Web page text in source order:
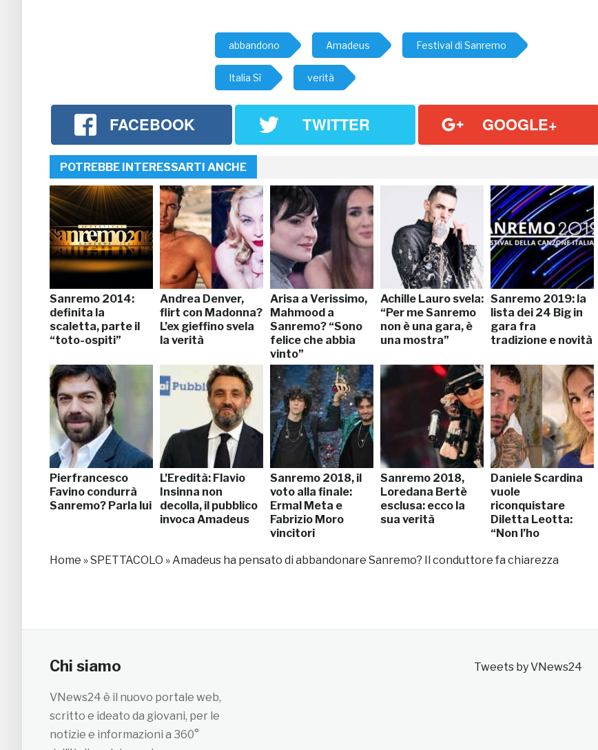
abbandono Amadeus Festival di Sanremo
Italia Sì verità
FACEBOOK TWITTER GOOGLE+
POTREBBE INTERESSARTI ANCHE
Sanremo 2014:
definita la
scaletta, parte il
“toto-ospiti”
Andrea Denver,
flirt con Madonna?
L’ex gieffino svela
la verità
Arisa a Verissimo,
Mahmood a
Sanremo? “Sono
felice che abbia
vinto”
Achille Lauro svela:
“Per me Sanremo
non è una gara, è
una mostra”
Sanremo 2019: la
lista dei 24 Big in
gara fra
tradizione e novità
Pierfrancesco
Favino condurrà
Sanremo? Parla lui
L’Eredità: Flavio
Insinna non
decolla, il pubblico
invoca Amadeus
Sanremo 2018, il
voto alla finale:
Ermal Meta e
Fabrizio Moro
vincitori
Sanremo 2018,
Loredana Bertè
esclusa: ecco la
sua verità
Daniele Scardina
vuole
riconquistare
Diletta Leotta:
“Non l’ho
Home »SPETTACOLO » Amadeus ha pensato di abbandonare Sanremo? Il conduttore fa chiarezza
Chi siamo
VNews24 è il nuovo portale web,
scritto e ideato da giovani, per le
notizie e informazioni a 360°
Tweets by VNews24